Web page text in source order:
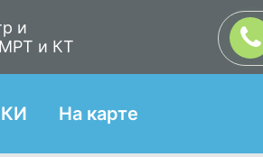
и
и КТ
На карте